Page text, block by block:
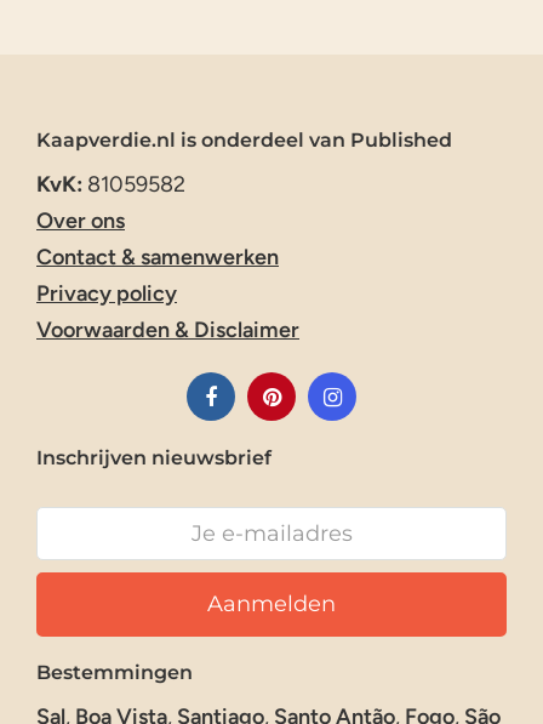
Kaapverdie.nl is onderdeel van Published
KvK: 81059582
Over ons
Contact & samenwerken
Privacy policy
Voorwaarden & Disclaimer
Inschrijven nieuwsbrief
Bestemmingen
Sal, Boa Vista, Santiago, Santo Antão, Fogo, São